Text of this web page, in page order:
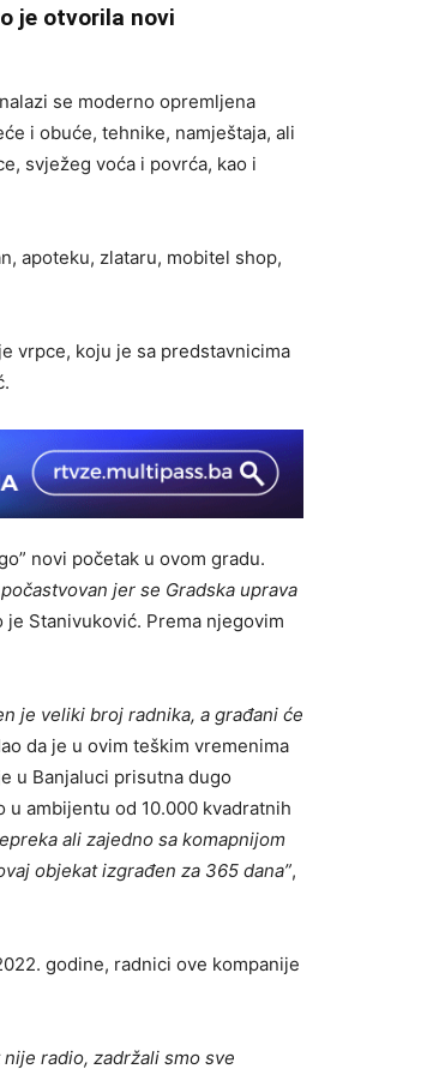
je otvorila novi
se moderno opremljena
i obuće, tehnike, namještaja, ali
svježeg voća i povrća, kao i
apoteku, zlataru, mobitel shop,
vrpce, koju je sa predstavnicima
novi početak u ovom gradu.
jer se Gradska uprava
je Stanivuković. Prema njegovim
je veliki broj radnika, a građani će
da je u ovim teškim vremenima
u Banjaluci prisutna dugo
ambijentu od 10.000 kvadratnih
ali zajedno sa komapnijom
objekat izgrađen za 365 dana”,
godine, radnici ove kompanije
radio, zadržali smo sve